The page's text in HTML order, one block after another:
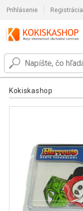
Prihlásenie Registrácia
Kokiskashop